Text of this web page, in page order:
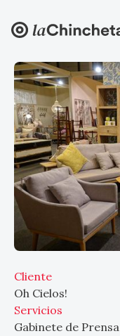
Cliente
Oh Cielos!
Servicios
Gabinete de Prensa